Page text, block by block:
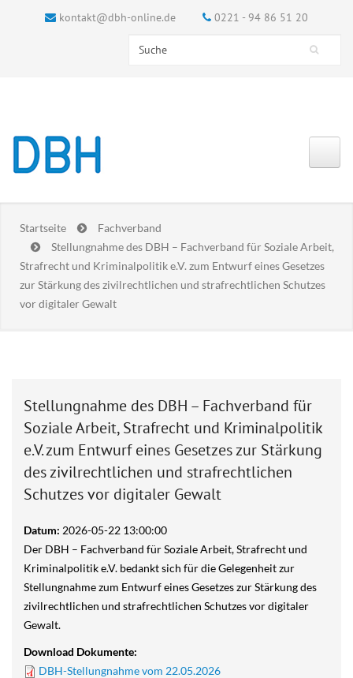
kontakt@dbh-online.de 0221 - 94 86 51 20
Suchformular
Search this site
Startseite
Fachverband
Stellungnahme des DBH – Fachverband für Soziale Arbeit,
Strafrecht und Kriminalpolitik e.V. zum Entwurf eines Gesetzes
zur Stärkung des zivilrechtlichen und strafrechtlichen Schutzes
vor digitaler Gewalt
Stellungnahme des DBH – Fachverband für
Soziale Arbeit, Strafrecht und Kriminalpolitik
e.V. zum Entwurf eines Gesetzes zur Stärkung
des zivilrechtlichen und strafrechtlichen
Schutzes vor digitaler Gewalt
Datum: 2026-05-22 13:00:00
Der DBH – Fachverband für Soziale Arbeit, Strafrecht und
Kriminalpolitik e.V. bedankt sich für die Gelegenheit zur
Stellungnahme zum Entwurf eines Gesetzes zur Stärkung des
zivilrechtlichen und strafrechtlichen Schutzes vor digitaler
Gewalt.
Download Dokumente:
DBH-Stellungnahme vom 22.05.2026